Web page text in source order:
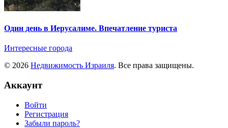
Один день в Иерусалиме. Впечатление туриста
Интересные города
© 2026 Недвижимость Израиля. Все права защищены.
Аккаунт
Войти
Регистрация
Забыли пароль?